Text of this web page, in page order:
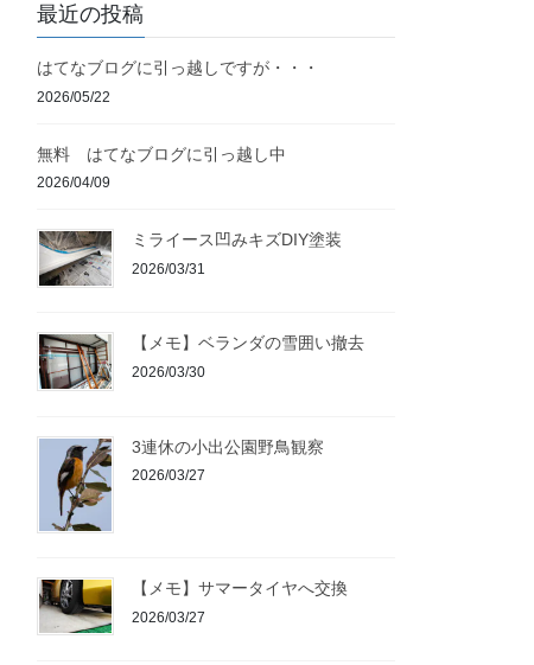
最近の投稿
はてなブログに引っ越しですが・・・
2026/05/22
無料 はてなブログに引っ越し中
2026/04/09
ミライース凹みキズDIY塗装
2026/03/31
【メモ】ベランダの雪囲い撤去
2026/03/30
3連休の小出公園野鳥観察
2026/03/27
【メモ】サマータイヤへ交換
2026/03/27